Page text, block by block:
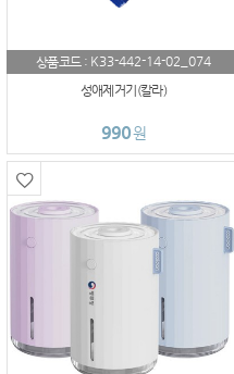
상품코드 : K33-442-14-02_074
성애제거기(칼라)
990원